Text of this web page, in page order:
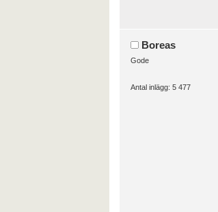
Boreas
Gode
Antal inlägg: 5 477